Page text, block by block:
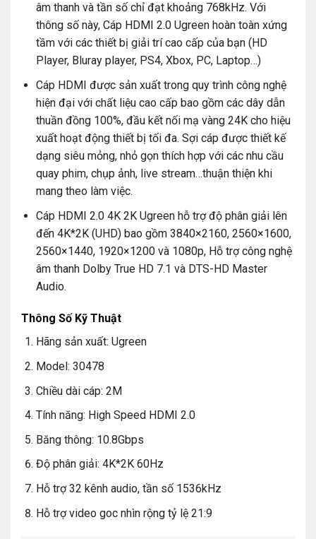
âm thanh và tần số chỉ đạt khoảng 768kHz. Với
thông số này, Cáp HDMI 2.0 Ugreen hoàn toàn xứng
tầm với các thiết bị giải trí cao cấp của bạn (HD
Player, Bluray player, PS4, Xbox, PC, Laptop…)
Cáp HDMI được sản xuất trong quy trình công nghệ
hiện đại với chất liệu cao cấp bao gồm các dây dẫn
thuần đồng 100%, đầu kết nối mạ vàng 24K cho hiệu
xuất hoạt động thiết bị tối đa. Sợi cáp được thiết kế
dạng siêu mỏng, nhỏ gọn thích hợp với các nhu cầu
quay phim, chụp ảnh, live stream…thuận thiện khi
mang theo làm việc.
Cáp HDMI 2.0 4K 2K Ugreen hỗ trợ độ phân giải lên
đến 4K*2K (UHD) bao gồm 3840×2160, 2560×1600,
2560×1440, 1920×1200 và 1080p, Hỗ trợ công nghệ
âm thanh Dolby True HD 7.1 và DTS-HD Master
Audio.
Thông Số Kỹ Thuật
Hãng sản xuất: Ugreen
Model: 30478
Chiều dài cáp: 2M
Tính năng: High Speed HDMI 2.0
Băng thông: 10.8Gbps
Độ phân giải: 4K*2K 60Hz
Hỗ trợ 32 kênh audio, tần số 1536kHz
Hỗ trợ video goc nhìn rộng tỷ lệ 21:9